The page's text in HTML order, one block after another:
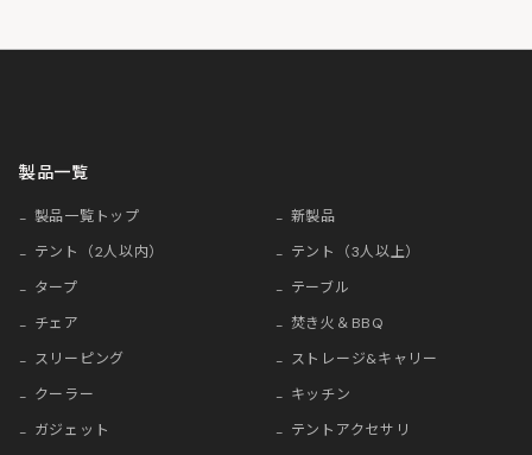
製品一覧
製品一覧トップ
新製品
テント（2人以内）
テント（3人以上）
タープ
テーブル
チェア
焚き火＆BBQ
スリーピング
ストレージ&キャリー
クーラー
キッチン
ガジェット
テントアクセサリ